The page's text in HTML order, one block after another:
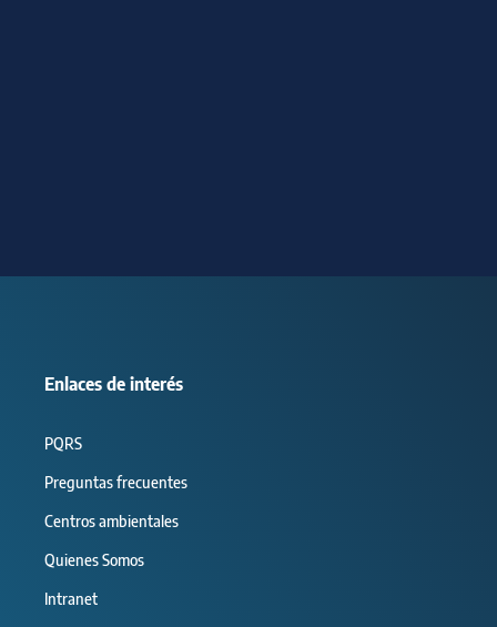
Enlaces de interés
PQRS
Preguntas frecuentes
Centros ambientales
Quienes Somos
Intranet